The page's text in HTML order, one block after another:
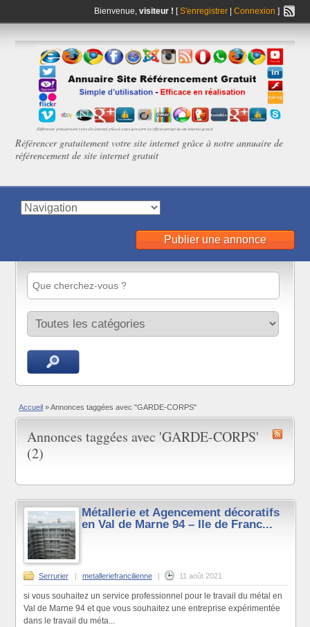
Bienvenue, visiteur ! [S'enregistrer| Connexion ]
Référencer gratuitement votre site internet grâce à notre annuaire de
référencement de site internet gratuit
Publier une annonce
Accueil » Annonces taggées avec "GARDE-CORPS"
Annonces taggées avec 'GARDE-CORPS'
(2)
Métallerie et Agencement décoratifs
en Val de Marne 94 – Ile de Franc...
Serrurier | metalleriefrancilienne | 11 août 2021
si vous souhaitez un service professionnel pour le travail du métal en
Val de Marne 94 et que vous souhaitez une entreprise expérimentée
dans le travail du méta...